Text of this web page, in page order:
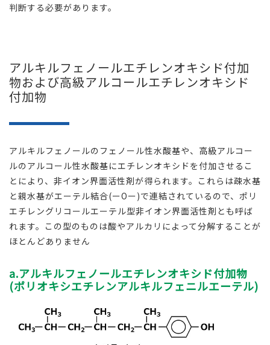
判断する必要があります。
アルキルフェノールエチレンオキシド付加
物および高級アルコールエチレンオキシド
付加物
アルキルフェノールのフェノール性水酸基や、高級アルコー
ルのアルコール性水酸基にエチレンオキシドを付加させるこ
とにより、非イオン界面活性剤が得られます。これらは疎水基
と親水基がエーテル結合(ーOー)で連結されているので、ポリ
エチレングリコールエーテル型非イオン界面活性剤とも呼ば
れます。この型のものは酸やアルカリによって分解することが
ほとんどありません
a.アルキルフェノールエチレンオキシド付加物
(ポリオキシエチレンアルキルフェニルエーテル)